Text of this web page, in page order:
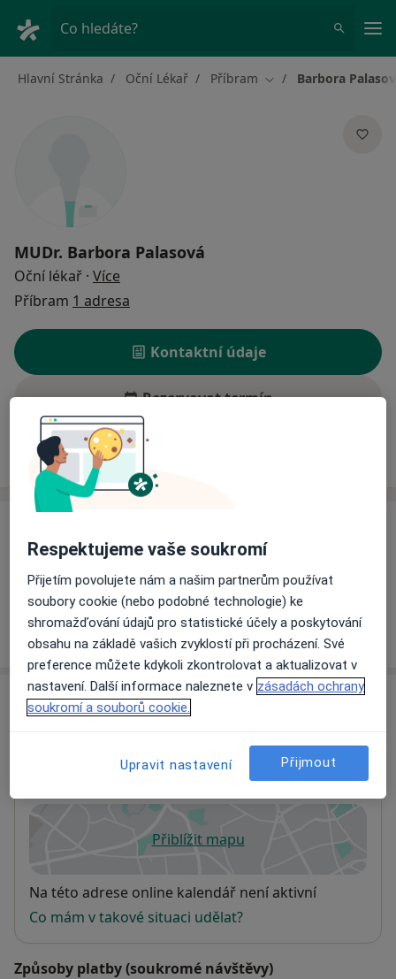
Co hledáte?
Hlavní Stránka Oční Lékař Příbram Změna města
Barbora
MUDr. Barbora Palasová
Oční lékař · Více
Příbram 1 adresa
Kontaktní údaje
Rezervovat termín
Ceník
Informace o službách a cenách nejsou k dispozici
Tento specialista ještě nepřidával žádné informace o
svých službách.
Adresa
Oční ambulance, Oblastní nemocnice
Příbram, a.s.
261 26
Přiblížit mapuse otevře v nové záložce
Dostupnost
Na této adrese online kalendář není aktivní
Co mám v takové situaci udělat?
Způsoby platby (soukromé návštěvy)
Respektujeme vaše soukromí
Přijetím povolujete nám a našim partnerům používat
soubory cookie (nebo podobné technologie) ke
shromažďování údajů pro statistické účely a poskytování
obsahu na základě vašich zvyklostí při procházení. Své
preference můžete kdykoli zkontrolovat a aktualizovat v
nastavení. Další informace naleznete v zásadách ochrany
soukromí a souborů cookie.
Upravit nastavení Přijmout